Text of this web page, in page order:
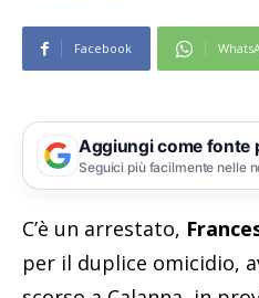
Facebook
Aggiungi come fonte
Seguici più facilmente nelle
C’è un arrestato,
per il duplice omicidio,